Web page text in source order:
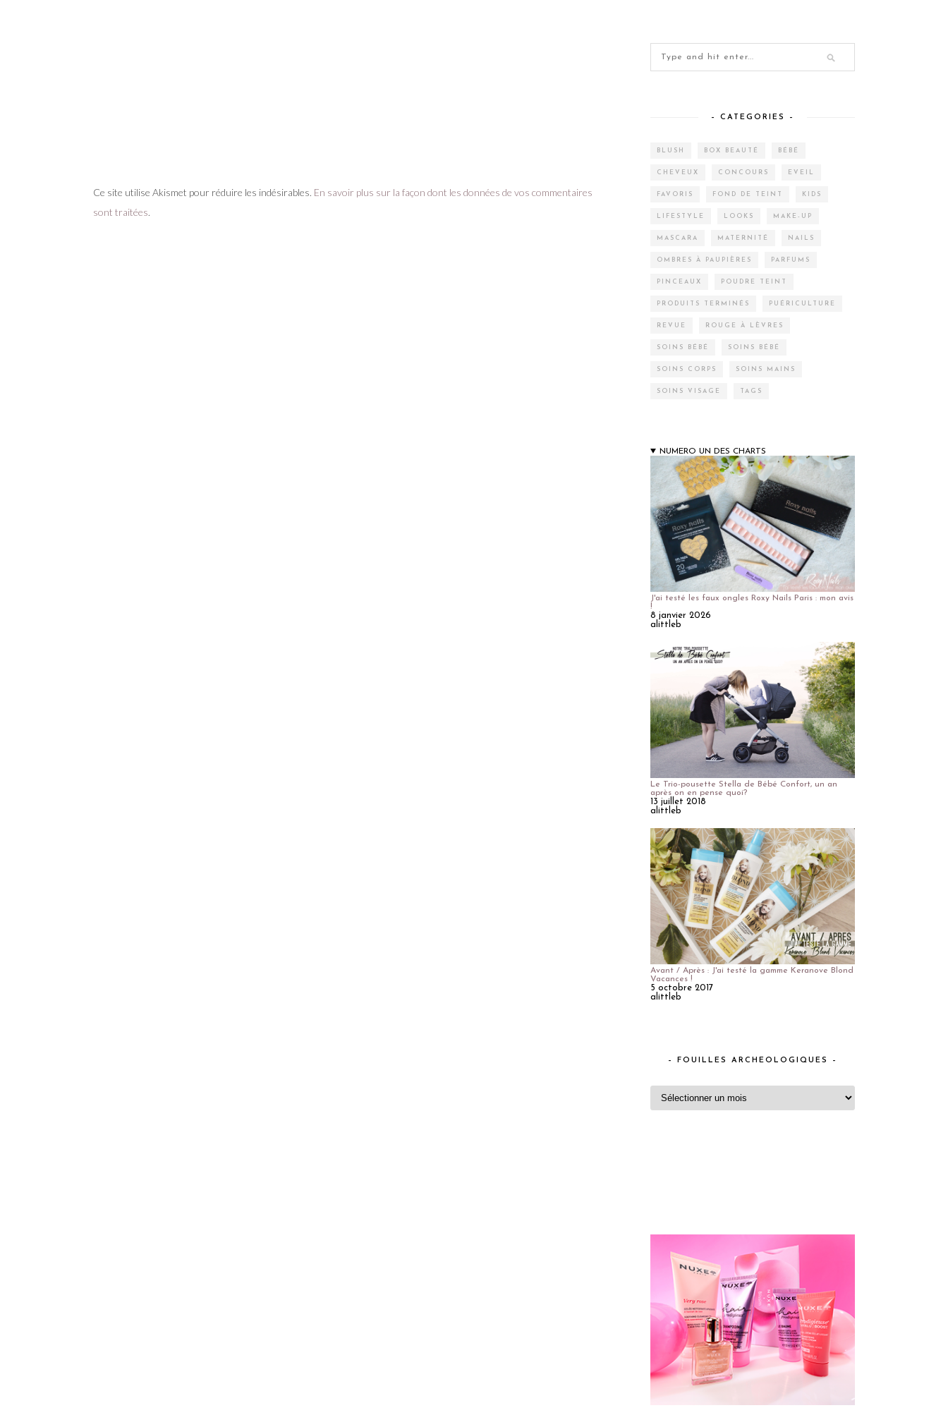
Ce site utilise Akismet pour réduire les indésirables. En savoir plus sur la façon dont les données de vos commentaires
sont traitées.
– CATEGORIES –
BLUSH BOX BEAUTÉ BÉBÉ
CHEVEUX CONCOURS EVEIL
FAVORIS FOND DE TEINT KIDS
LIFESTYLE LOOKS MAKE-UP
MASCARA MATERNITÉ NAILS
OMBRES À PAUPIÈRES PARFUMS
PINCEAUX POUDRE TEINT
PRODUITS TERMINÉS PUÉRICULTURE
REVUE ROUGE À LÈVRES
SOINS BÉBÉ SOINS BÉBÉ
SOINS CORPS SOINS MAINS
SOINS VISAGE TAGS
NUMERO UN DES CHARTS
J'ai testé les faux ongles Roxy Nails Paris : mon avis
!
8 janvier 2026
alittleb
Le Trio-pousette Stella de Bébé Confort, un an
après on en pense quoi?
13 juillet 2018
alittleb
Avant / Après : J'ai testé la gamme Keranove Blond
Vacances !
5 octobre 2017
alittleb
– FOUILLES ARCHEOLOGIQUES –